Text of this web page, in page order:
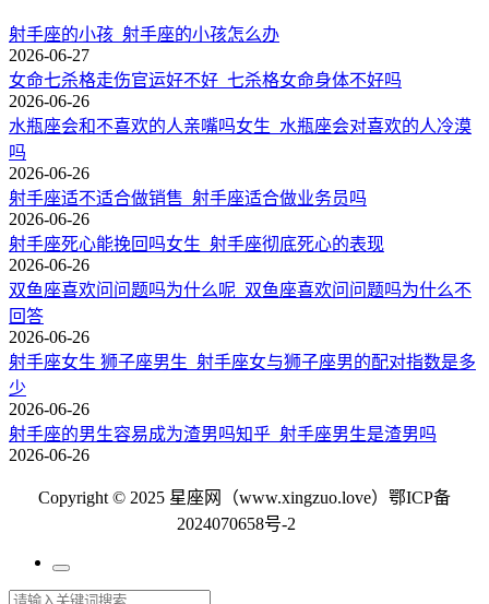
射手座的小孩_射手座的小孩怎么办
2026-06-27
女命七杀格走伤官运好不好_七杀格女命身体不好吗
2026-06-26
水瓶座会和不喜欢的人亲嘴吗女生_水瓶座会对喜欢的人冷漠
吗
2026-06-26
射手座适不适合做销售_射手座适合做业务员吗
2026-06-26
射手座死心能挽回吗女生_射手座彻底死心的表现
2026-06-26
双鱼座喜欢问问题吗为什么呢_双鱼座喜欢问问题吗为什么不
回答
2026-06-26
射手座女生 狮子座男生_射手座女与狮子座男的配对指数是多
少
2026-06-26
射手座的男生容易成为渣男吗知乎_射手座男生是渣男吗
2026-06-26
Copyright © 2025 星座网（www.xingzuo.love） 鄂ICP备
2024070658号-2